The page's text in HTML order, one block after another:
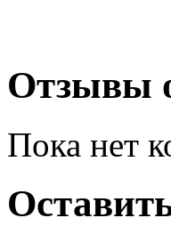
Отзывы
Пока нет